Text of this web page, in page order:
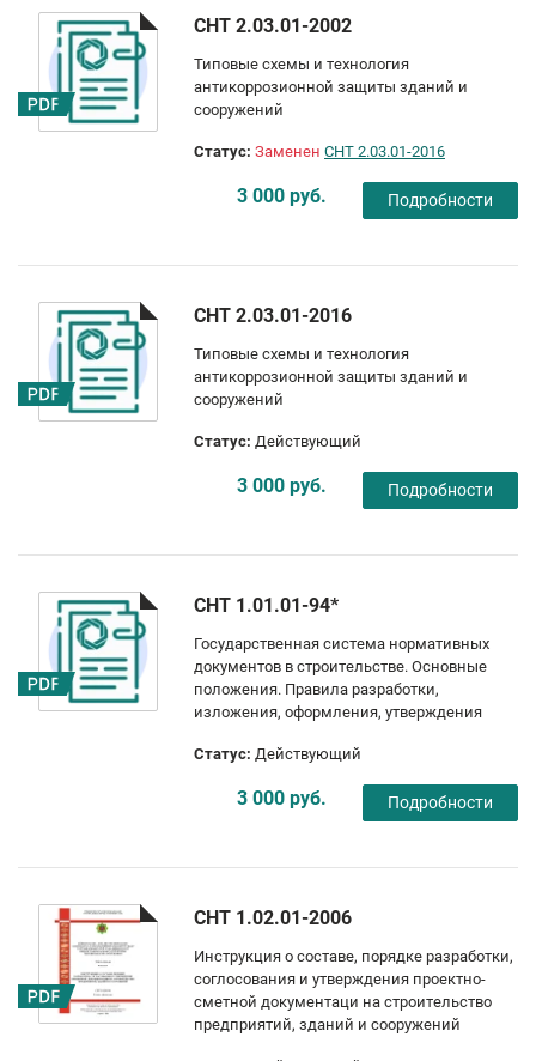
СНТ 2.03.01-2002
Типовые схемы и технология
антикоррозионной защиты зданий и
сооружений
Статус: Заменен СНТ 2.03.01-2016
3 000 руб. Подробности
СНТ 2.03.01-2016
Типовые схемы и технология
антикоррозионной защиты зданий и
сооружений
Статус: Действующий
3 000 руб. Подробности
СНТ 1.01.01-94*
Государственная система нормативных
документов в строительстве. Основные
положения. Правила разработки,
изложения, оформления, утверждения
Статус: Действующий
3 000 руб. Подробности
СНТ 1.02.01-2006
Инструкция о составе, порядке разработки,
соглосования и утверждения проектно-
сметной документаци на строительство
предприятий, зданий и сооружений